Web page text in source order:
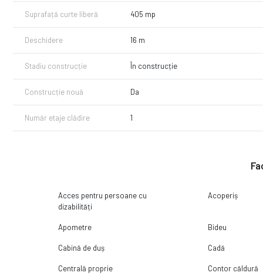
Simulăm rata. Comparăm ofertele actuale din piață.
Depunem dosarul și stăm în legătură cu banca până la aprobare.
Totul cu ZERO costuri suplimentare.
Contactează-ne azi pentru o analiză gratuită!
Suprafață curte liberă 405 mp
Deschidere 16 m
Stadiu construcție În construcție
Construcție nouă Da
Număr etaje clădire 1
Acces pentru persoane cu
dizabilități
Acoperiș
Apometre Bideu
Cabină de duș Cadă
Centrală proprie Contor căldură